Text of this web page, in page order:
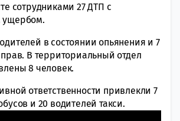
сотрудниками 27 ДТП с
ущербом.
в состоянии опьянения и 7
В территориальный отдел
8 человек.
ответственности привлекли 7
и 20 водителей такси.